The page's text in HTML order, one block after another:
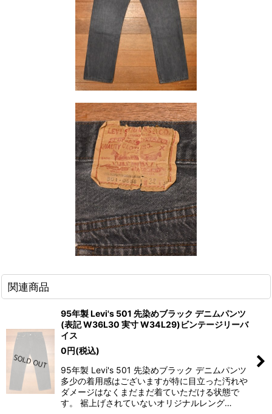
関連商品
95年製 Levi's 501 先染めブラック デニムパンツ
(表記 W36L30 実寸 W34L29)ビンテージリーバ
イス
0円(税込)
95年製 Levi's 501 先染めブラック デニムパンツ
多少の着用感はございますが特に目立った汚れや
ダメージはなくまだまだ着ていただける状態で
す。 裾上げされていないオリジナルレング…